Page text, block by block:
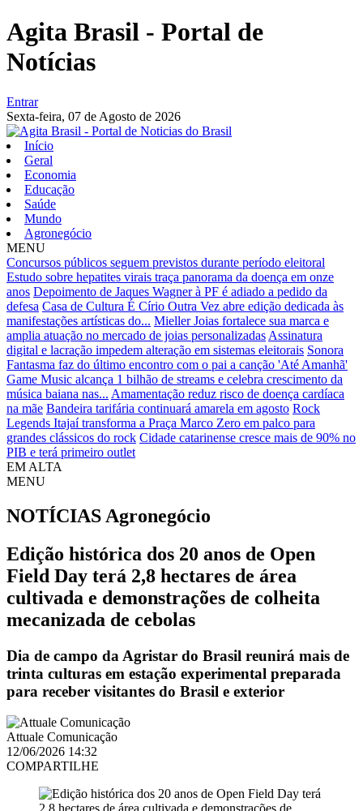
Agita Brasil - Portal de
Notícias
Entrar
Sexta-feira, 07 de Agosto de 2026
Início
Geral
Economia
Educação
Saúde
Mundo
Agronegócio
MENU
Concursos públicos seguem previstos durante período eleitoral
Estudo sobre hepatites virais traça panorama da doença em onze
anos Depoimento de Jaques Wagner à PF é adiado a pedido da
defesa Casa de Cultura É Círio Outra Vez abre edição dedicada às
manifestações artísticas do... Mieller Joias fortalece sua marca e
amplia atuação no mercado de joias personalizadas Assinatura
digital e lacração impedem alteração em sistemas eleitorais Sonora
Fantasma faz do último encontro com o pai a canção 'Até Amanhã'
Game Music alcança 1 bilhão de streams e celebra crescimento da
música baiana nas... Amamentação reduz risco de doença cardíaca
na mãe Bandeira tarifária continuará amarela em agosto Rock
Legends Itajaí transforma a Praça Marco Zero em palco para
grandes clássicos do rock Cidade catarinense cresce mais de 90% no
PIB e terá primeiro outlet
EM ALTA
MENU
NOTÍCIAS Agronegócio
Edição histórica dos 20 anos de Open
Field Day terá 2,8 hectares de área
cultivada e demonstrações de colheita
mecanizada de cebolas
Dia de campo da Agristar do Brasil reunirá mais de
trinta culturas em estação experimental preparada
para receber visitantes do Brasil e exterior
Attuale Comunicação
12/06/2026 14:32
COMPARTILHE